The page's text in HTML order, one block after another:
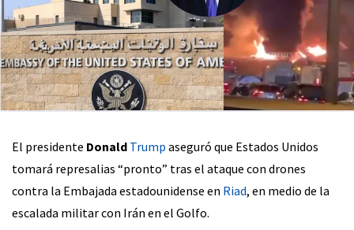
El presidente Donald Trump aseguró que Estados Unidos
tomará represalias “pronto” tras el ataque con drones
contra la Embajada estadounidense en Riad, en medio de la
escalada militar con Irán en el Golfo.